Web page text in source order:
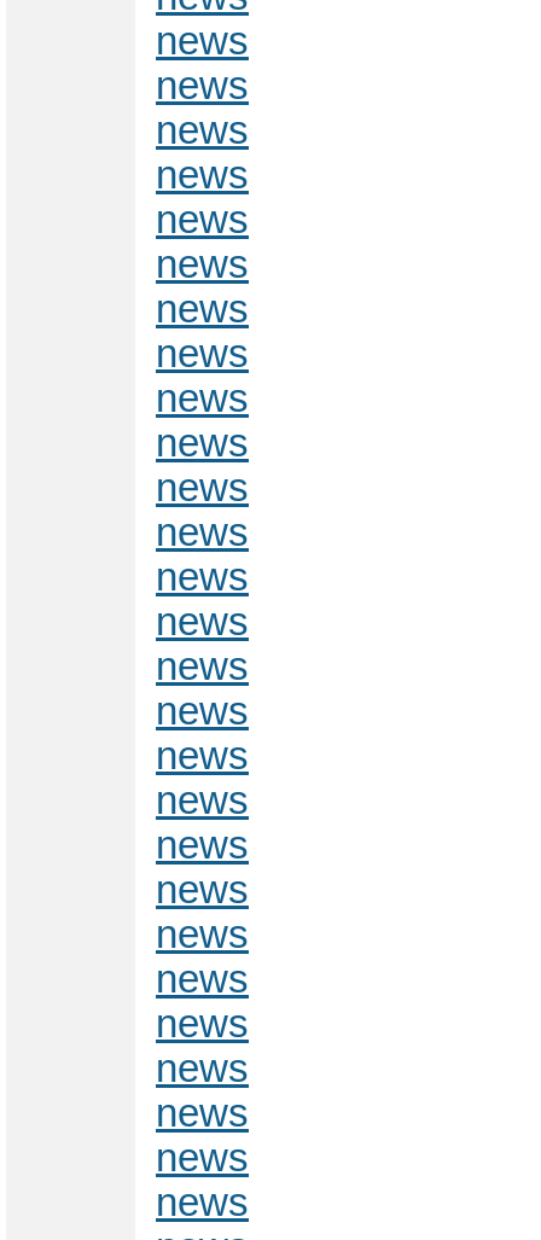
news
news
news
news
news
news
news
news
news
news
news
news
news
news
news
news
news
news
news
news
news
news
news
news
news
news
news